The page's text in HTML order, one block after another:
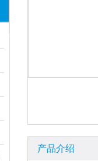
产品介绍